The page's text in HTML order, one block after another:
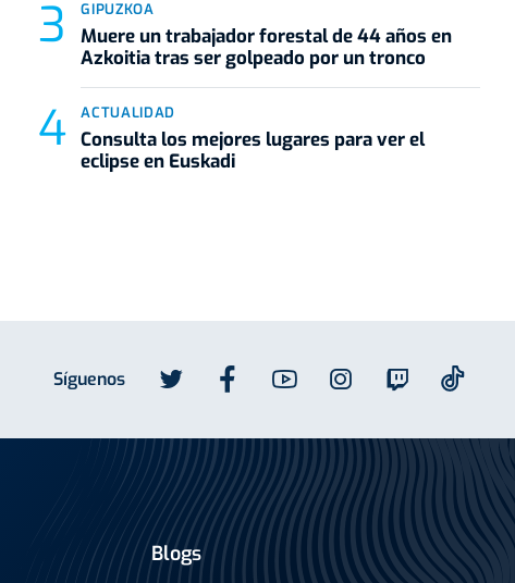
GIPUZKOA
Muere un trabajador forestal de 44 años en
Azkoitia tras ser golpeado por un tronco
ACTUALIDAD
Consulta los mejores lugares para ver el
eclipse en Euskadi
Síguenos
Blogs